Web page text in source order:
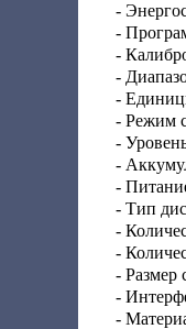
-
-
-
-
-
- Режим
-
-
-
- Тип
-
-
- Размер
-
-